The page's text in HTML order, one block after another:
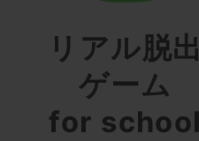
リアル脱
ゲーム
for